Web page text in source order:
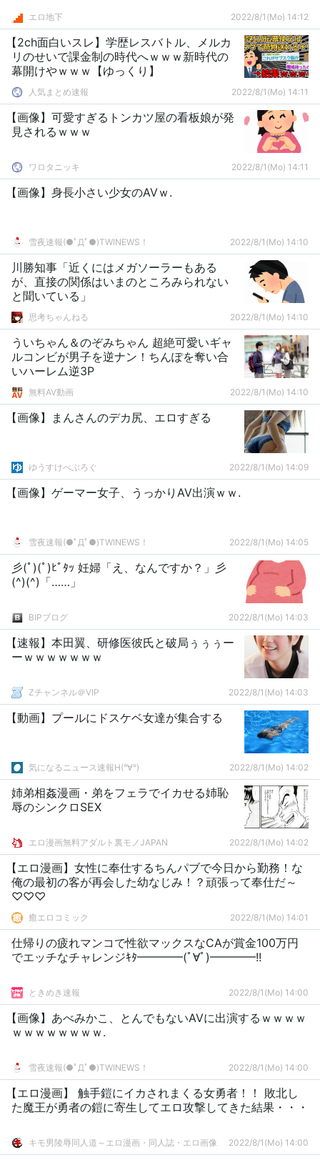
エロ地下 2022/8/1(Mo) 14:12
【2ch面白いスレ】学歴レスバトル、メルカ
リのせいで課金制の時代へｗｗｗ新時代の
幕開けやｗｗｗ【ゆっくり】
人気まとめ速報 2022/8/1(Mo) 14:11
【画像】可愛すぎるトンカツ屋の看板娘が発
見されるｗｗｗ
ワロタニッキ 2022/8/1(Mo) 14:11
【画像】身長小さい少女のAVｗ.
雪夜速報(●ﾟДﾟ●)TWINEWS！ 2022/8/1(Mo) 14:10
川勝知事「近くにはメガソーラーもある
が、直接の関係はいまのところみられない
と聞いている」
思考ちゃんねる 2022/8/1(Mo) 14:10
ういちゃん＆のぞみちゃん 超絶可愛いギャ
ルコンビが男子を逆ナン！ちんぽを奪い合
いハーレム逆3P
無料AV動画 2022/8/1(Mo) 14:10
【画像】まんさんのデカ尻、エロすぎる
ゆうすけべぶろぐ 2022/8/1(Mo) 14:09
【画像】ゲーマー女子、うっかりAV出演ｗｗ.
雪夜速報(●ﾟДﾟ●)TWINEWS！ 2022/8/1(Mo) 14:05
彡(ﾟ)(ﾟ)ﾋﾟﾀｯ 妊婦「え、なんですか？」彡
(^)(^)「……」
BIPブログ 2022/8/1(Mo) 14:03
【速報】本田翼、研修医彼氏と破局ぅぅぅー
ーｗｗｗｗｗｗｗ
Zチャンネル＠VIP 2022/8/1(Mo) 14:03
【動画】プールにドスケベ女達が集合する
気になるニュース速報H(°∀°) 2022/8/1(Mo) 14:02
姉弟相姦漫画・弟をフェラでイカせる姉恥
辱のシンクロSEX
エロ漫画無料アダルト裏モノJAPAN 2022/8/1(Mo) 14:02
【エロ漫画】女性に奉仕するちんパブで今日から勤務！な
俺の最初の客が再会した幼なじみ！？頑張って奉仕だ～
♡♡♡
癒エロコミック 2022/8/1(Mo) 14:01
仕帰りの疲れマンコで性欲マックスなCAが賞金100万円
でエッチなチャレンジｷﾀ━━━━(ﾟ∀ﾟ)━━━━!!
ときめき速報 2022/8/1(Mo) 14:00
【画像】あべみかこ、とんでもないAVに出演するｗｗｗｗ
ｗｗｗｗｗｗｗｗ.
雪夜速報(●ﾟДﾟ●)TWINEWS！ 2022/8/1(Mo) 14:00
【エロ漫画】 触手鎧にイカされまくる女勇者！！ 敗北し
た魔王が勇者の鎧に寄生してエロ攻撃してきた結果・・・
キモ男陵辱同人道～エロ漫画・同人誌・エロ画像 2022/8/1(Mo) 14:00